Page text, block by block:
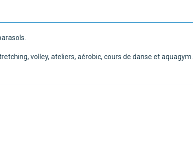
volley, ateliers, aérobic, cours de danse et aquagym.